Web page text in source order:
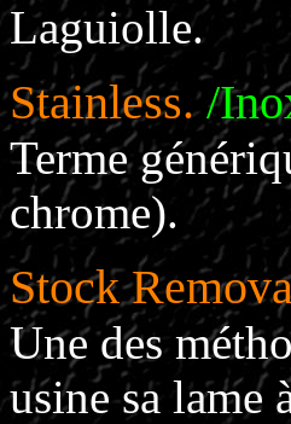
Laguiolle.
Stainless. /
Terme
chrome).
Stock
Une des
usine sa lame